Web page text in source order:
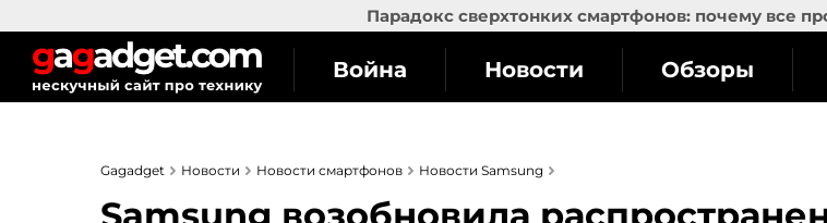
Парадокс сверхтонких смартфонов: почему все
Война Новости Обзоры
Gagadget Новости Новости смартфонов Новости Samsung